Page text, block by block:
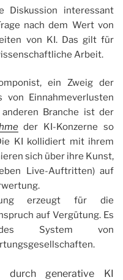
interessant
nach dem Wert von
von KI. Das gilt für
Arbeit.
ein Zweig der
von Einnahmeverlusten
Branche ist der
der KI-Konzerne so
KI kollidiert mit ihrem
sich über ihre Kunst,
Live-Auftritten) auf
erzeugt für die
auf Vergütung. Es
System von
durch generative KI